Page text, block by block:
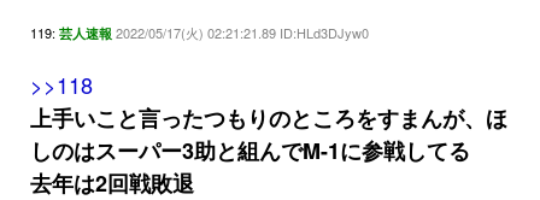
119: 芸人速報 2022/05/17(火) 02:21:21.89 ID:HLd3DJyw0
>>118
上手いこと言ったつもりのところをすまんが、ほ
しのはスーパー3助と組んでM-1に参戦してる
去年は2回戦敗退